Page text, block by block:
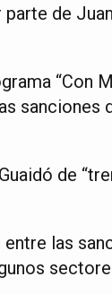
de
“Con
sanciones
de
las